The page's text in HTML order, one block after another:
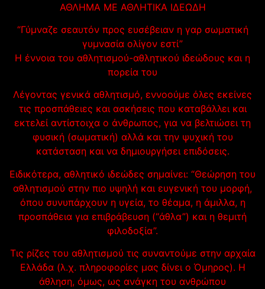
ΑΘΛΗΜΑ ΜΕ ΑΘΛΗΤΙΚΑ ΙΔΕΩΔΗ
“Γύμναζε σεαυτόν προς ευσέβειαν η γαρ σωματική
γυμνασία ολίγον εστί”
Η έννοια του αθλητισμού-αθλητικού ιδεώδους και η
πορεία του
Λέγοντας γενικά αθλητισμό, εννοούμε όλες εκείνες
τις προσπάθειες και ασκήσεις που καταβάλλει και
εκτελεί αντίστοιχα ο άνθρωπος, για να βελτιώσει τη
φυσική (σωματική) αλλά και την ψυχική του
κατάσταση και να δημιουργήσει επιδόσεις.
Ειδικότερα, αθλητικό ιδεώδες σημαίνει: “Θεώρηση του
αθλητισμού στην πιο υψηλή και ευγενική του μορφή,
όπου συνυπάρχουν η υγεία, το θέαμα, η άμιλλα, η
προσπάθεια για επιβράβευση (“άθλα”) και η θεμιτή
φιλοδοξία”.
Τις ρίζες του αθλητισμού τις συναντούμε στην αρχαία
Ελλάδα (λ.χ. πληροφορίες μας δίνει ο Όμηρος). Η
άθληση, όμως, ως ανάγκη του ανθρώπου